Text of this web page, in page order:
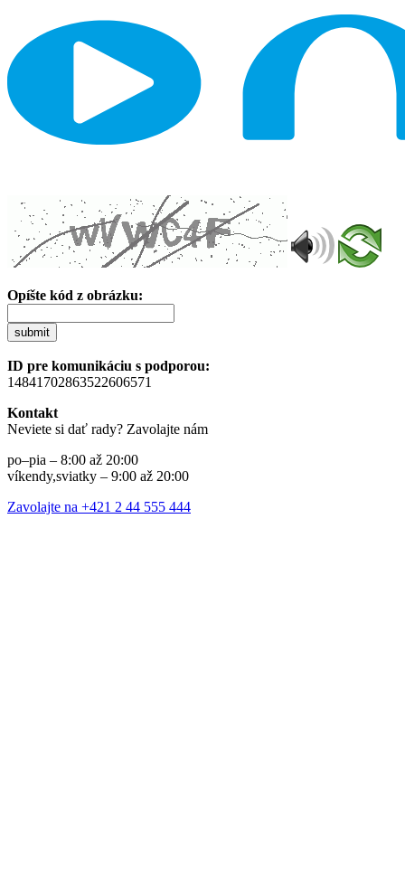
Opíšte kód z obrázku:
submit
ID pre komunikáciu s podporou:
14841702863522606571
Kontakt
Neviete si dať rady? Zavolajte nám
po–pia – 8:00 až 20:00
víkendy,sviatky – 9:00 až 20:00
Zavolajte na +421 2 44 555 444